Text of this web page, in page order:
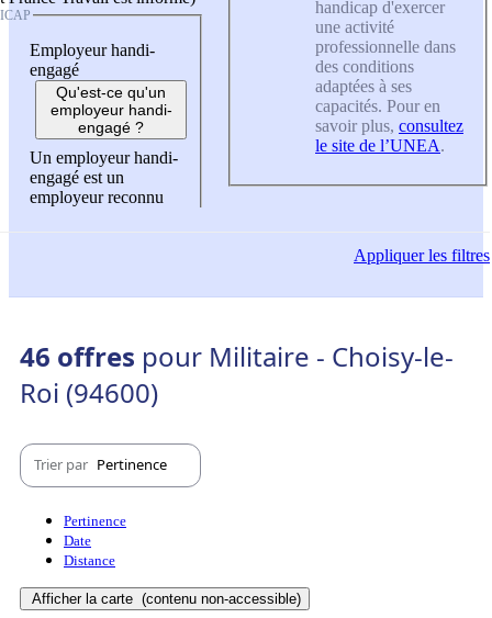
Employeur handi-
engagé
Qu'est-ce qu'un
employeur handi-
engagé ?
Un employeur handi-
engagé est un
employeur reconnu
handicap d'exercer
une activité
professionnelle dans
des conditions
adaptées à ses
capacités. Pour en
savoir plus, consultez
le site de l’UNEA.
Appliquerles filtres
46 offres pour Militaire - Choisy-le-
Roi (94600)
Trier par Pertinence
Pertinence
Date
Distance
Afficher la carte (contenu non-accessible)